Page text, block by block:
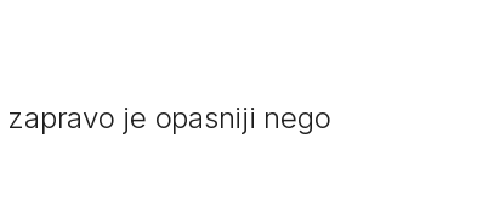
je opasniji nego